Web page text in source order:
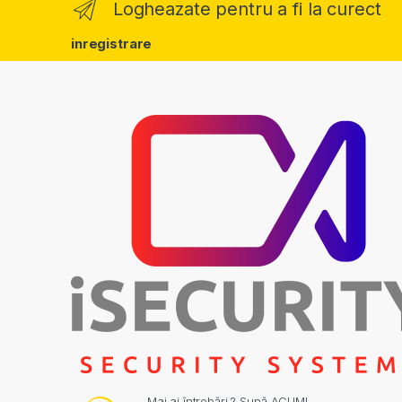
Logheazate pentru a fi la curect
inregistrare